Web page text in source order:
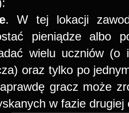
. W tej lokacji
pieniądze albo
wielu uczniów
oraz tylko po
gracz może
w fazie